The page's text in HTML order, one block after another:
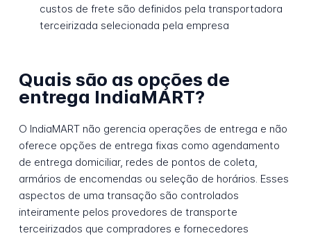
custos de frete são definidos pela transportadora
terceirizada selecionada pela empresa
Quais são as opções de
entrega IndiaMART?
O IndiaMART não gerencia operações de entrega e não
oferece opções de entrega fixas como agendamento
de entrega domiciliar, redes de pontos de coleta,
armários de encomendas ou seleção de horários. Esses
aspectos de uma transação são controlados
inteiramente pelos provedores de transporte
terceirizados que compradores e fornecedores